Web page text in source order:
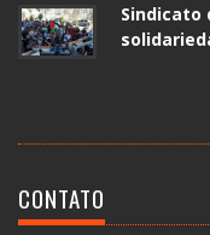
Sindicato
CONTATO